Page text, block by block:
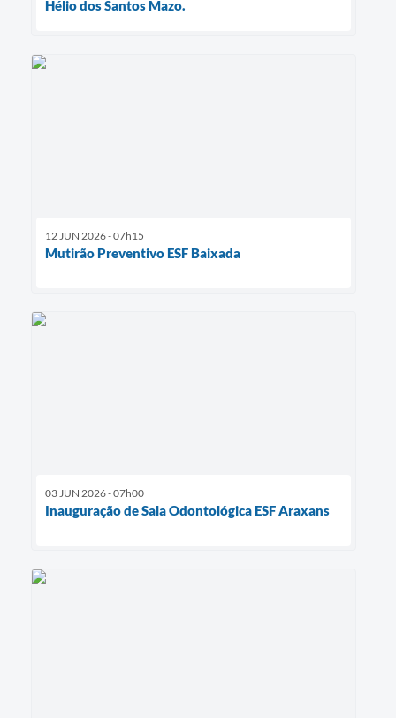
Hélio dos Santos Mazo.
12 JUN 2026 - 07h15
Mutirão Preventivo ESF Baixada
03 JUN 2026 - 07h00
Inauguração de Sala Odontológica ESF Araxans